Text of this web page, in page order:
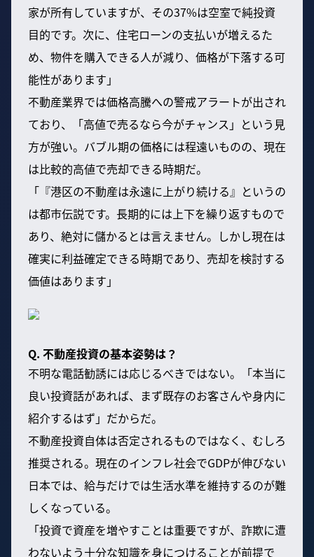
家が所有していますが、その37%は空室で純投資
目的です。次に、住宅ローンの支払いが増えるた
め、物件を購入できる人が減り、価格が下落する可
能性があります」
不動産業界では価格高騰への警戒アラートが出され
ており、「高値で売るなら今がチャンス」という見
方が強い。バブル期の価格には程遠いものの、現在
は比較的高値で売却できる時期だ。
「『港区の不動産は永遠に上がり続ける』というの
は都市伝説です。長期的には上下を繰り返すもので
あり、絶対に儲かるとは言えません。しかし現在は
確実に利益確定できる時期であり、売却を検討する
価値はあります」
Q. 不動産投資の基本姿勢は？
不明な電話勧誘には応じるべきではない。「本当に
良い投資話があれば、まず既存のお客さんや身内に
紹介するはず」だからだ。
不動産投資自体は否定されるものではなく、むしろ
推奨される。現在のインフレ社会でGDPが伸びない
日本では、給与だけでは生活水準を維持するのが難
しくなっている。
「投資で資産を増やすことは重要ですが、詐欺に遭
わないよう十分な知識を身につけることが前提で